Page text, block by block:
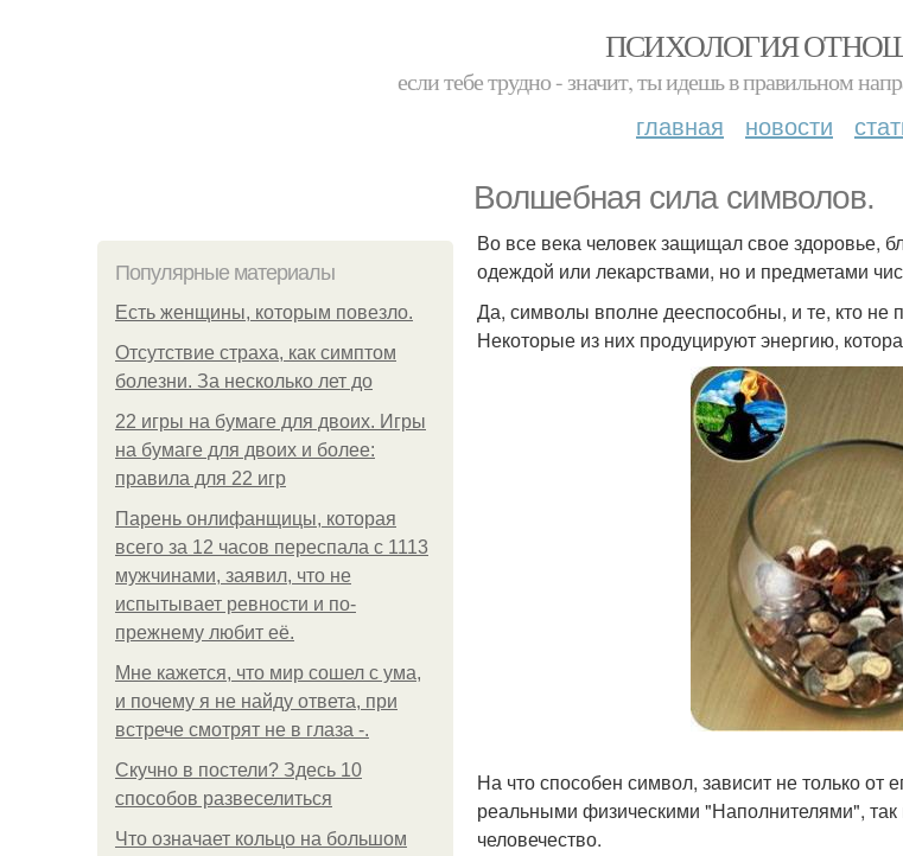
ПСИХОЛОГИЯ
если тебе трудно - значит, ты идешь в правильном
главная новости
Волшебная сила символов.
Популярные материалы
Есть женщины, которым повезло.
Отсутствие страха, как симптом
болезни. За несколько лет до
22 игры на бумаге для двоих. Игры
на бумаге для двоих и более:
правила для 22 игр
Парень онлифанщицы, которая
всего за 12 часов переспала с 1113
мужчинами, заявил, что не
испытывает ревности и по-
прежнему любит её.
Мне кажется, что мир сошел с ума,
и почему я не найду ответа, при
встрече смотрят не в глаза -.
Скучно в постели? Здесь 10
способов развеселиться
Что означает кольцо на большом
Во все века человек защищал свое здоровье,
одеждой или лекарствами, но и предметами
Да, символы вполне дееспособны, и те, кто не
Некоторые из них продуцируют энергию,
На что способен символ, зависит не только
реальными физическими "Наполнителями",
человечество.